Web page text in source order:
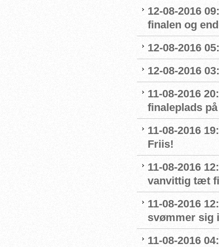
12-08-2016
finalen og
12-08-2016
12-08-2016
11-08-2016
finaleplads
11-08-2016
Friis!
11-08-2016
vanvittig tæt
11-08-2016
svømmer sig
11-08-2016